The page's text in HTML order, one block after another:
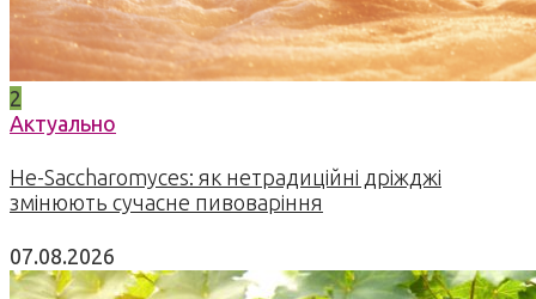
2
Актуально
Не-Saccharomyces: як нетрадиційні дріжджі
змінюють сучасне пивоваріння
07.08.2026